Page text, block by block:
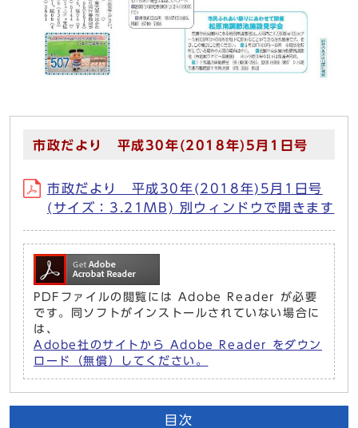
市政だより 平成30年(2018年)5月1日号
市政だより 平成30年(2018年)5月1日号
(サイズ：3.21MB) 別ウィンドウで開きます
PDFファイルの閲覧には Adobe Reader が必要
です。同ソフトがインストールされていない場合に
は、
Adobe社のサイトから Adobe Reader をダウン
ロード（無償）してください。
目次